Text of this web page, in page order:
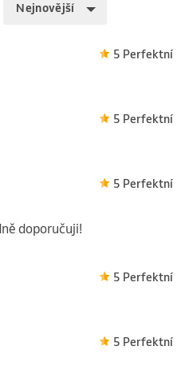
Nejnovější
5 Perfektní
5 Perfektní
5 Perfektní
doporučuji!
5 Perfektní
5 Perfektní